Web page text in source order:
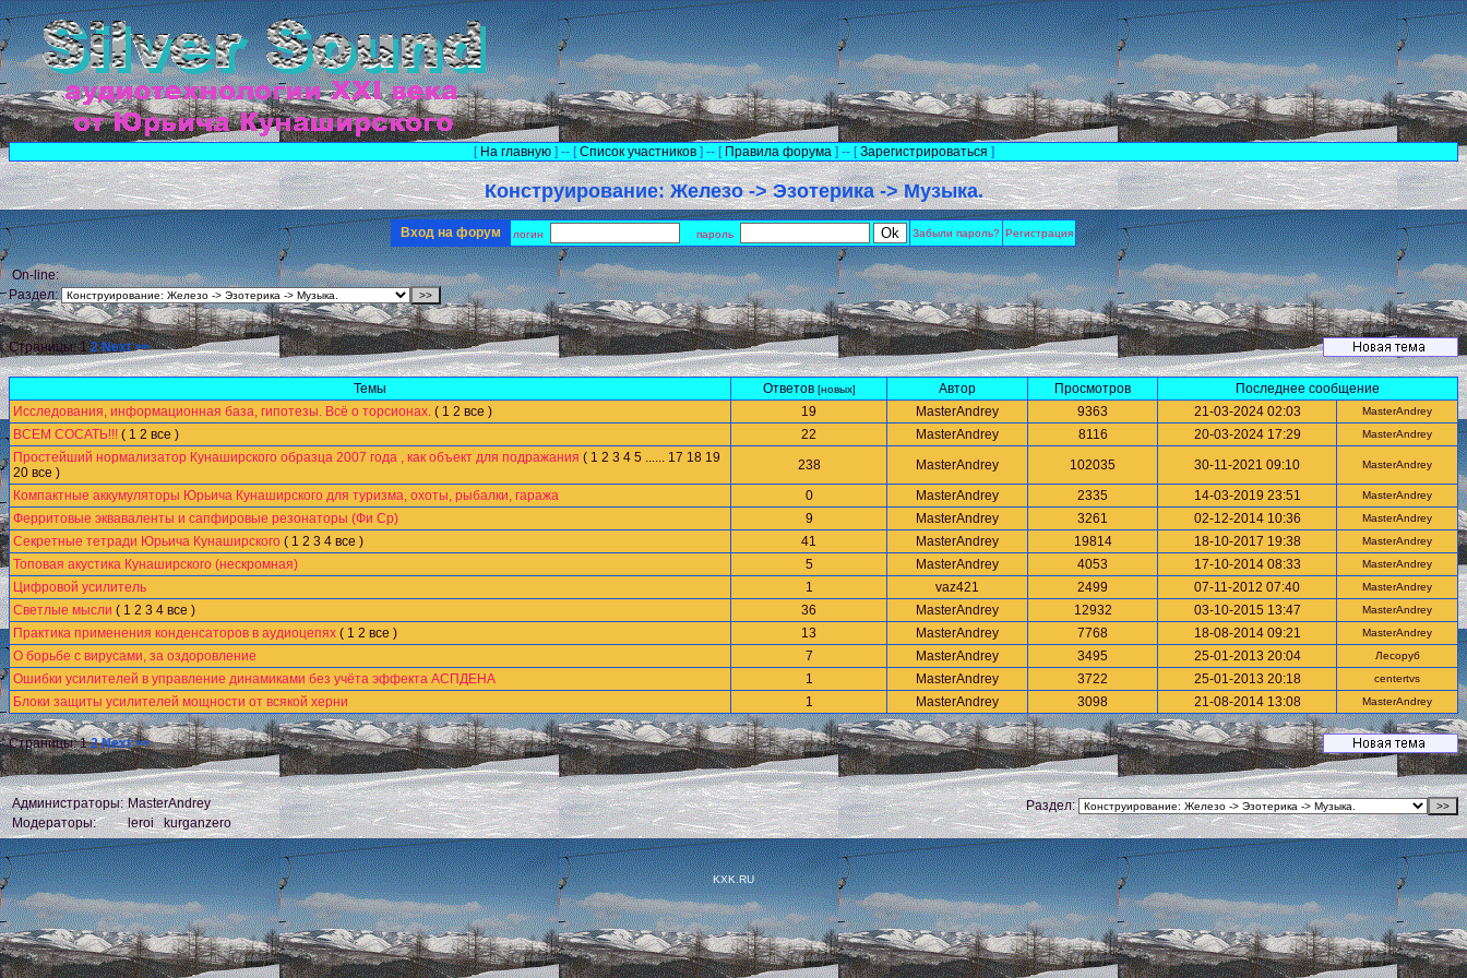
[ На главную] -- [Список участников] -- [ Правила форума] -- [Зарегистрироваться ]
Конструирование: Железо -> Эзотерика -> Музыка.
Вход на форум логин пароль Забыли пароль? Регистрация
On-line:
Раздел:
Страницы:1 2 Next >>
Темы Ответов [новых] Автор Просмотров
Последнее сообщение
Исследования, информационная база, гипотезы. Всё о торсионах. ( 1 2 все ) 19 MasterAndrey 9363 21-03-2024 02:03 MasterAndrey
ВСЕМ СОСАТЬ!!! ( 1 2 все ) 22 MasterAndrey 8116 20-03-2024 17:29 MasterAndrey
Простейший нормализатор Кунаширского образца 2007 года , как объект для подражания ( 1 2 3 4 5 ...... 17 18 19
20 все ) 238 MasterAndrey 102035 30-11-2021 09:10 MasterAndrey
Компактные аккумуляторы Юрьича Кунаширского для туризма, охоты, рыбалки, гаража 0 MasterAndrey 2335 14-03-2019 23:51 MasterAndrey
Ферритовые экваваленты и сапфировые резонаторы (Фи Ср) 9 MasterAndrey 3261 02-12-2014 10:36 MasterAndrey
Секретные тетради Юрьича Кунаширского ( 1 2 3 4 все ) 41 MasterAndrey 19814 18-10-2017 19:38 MasterAndrey
Топовая акустика Кунаширского (нескромная) 5 MasterAndrey 4053 17-10-2014 08:33 MasterAndrey
Цифровой усилитель 1 vaz421 2499 07-11-2012 07:40 MasterAndrey
Светлые мысли ( 1 2 3 4 все ) 36 MasterAndrey 12932 03-10-2015 13:47 MasterAndrey
Практика применения конденсаторов в аудиоцепях ( 1 2 все ) 13 MasterAndrey 7768 18-08-2014 09:21 MasterAndrey
О борьбе с вирусами, за оздоровление 7 MasterAndrey 3495 25-01-2013 20:04 Лесоруб
Ошибки усилителей в управление динамиками без учёта эффекта АСПДЕНА 1 MasterAndrey 3722 25-01-2013 20:18 centertvs
Блоки защиты усилителей мощности от всякой херни 1 MasterAndrey 3098 21-08-2014 13:08 MasterAndrey
Страницы:1 2 Next >>
Администраторы: MasterAndrey
Модераторы:
leroi kurganzero
Раздел:
KXK.RU